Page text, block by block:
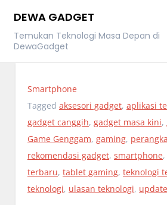
content
DEWA GADGET
Temukan Teknologi Masa Depan di
DewaGadget
Smartphone
Tagged aksesori gadget, aplikasi
gadget canggih, gadget masa kini,
Game Genggam, gaming,
rekomendasi gadget, smartphone,
terbaru, tablet gaming, teknologi
teknologi, ulasan teknologi,